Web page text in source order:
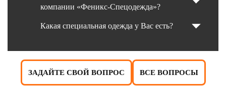
компании «Феникс-Спецодежда»?
Какая специальная одежда у Вас есть?
ЗАДАЙТЕ СВОЙ ВОПРОС ВСЕ ВОПРОСЫ